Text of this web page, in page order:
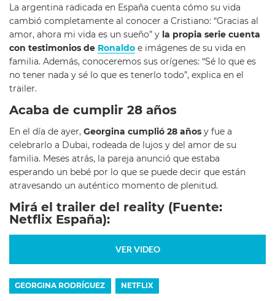
La argentina radicada en España cuenta cómo su vida
cambió completamente al conocer a Cristiano: “Gracias al
amor, ahora mi vida es un sueño” y la propia serie cuenta
con testimonios de Ronaldo e imágenes de su vida en
familia. Además, conoceremos sus orígenes: “Sé lo que es
no tener nada y sé lo que es tenerlo todo”, explica en el
trailer.
Acaba de cumplir 28 años
En el día de ayer, Georgina cumplió 28 años y fue a
celebrarlo a Dubai, rodeada de lujos y del amor de su
familia. Meses atrás, la pareja anunció que estaba
esperando un bebé por lo que se puede decir que están
atravesando un auténtico momento de plenitud.
Mirá el trailer del reality (Fuente:
Netflix España):
VER VIDEO
GEORGINA RODRÍGUEZ NETFLIX